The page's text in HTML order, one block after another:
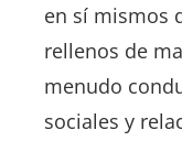
en sí mismos
rellenos de
menudo
sociales y